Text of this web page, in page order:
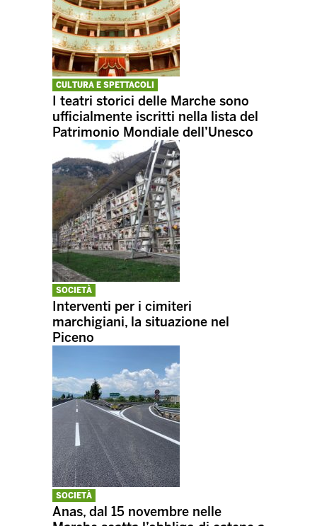
CULTURA E SPETTACOLI
I teatri storici delle Marche sono
ufficialmente iscritti nella lista del
Patrimonio Mondiale dell’Unesco
SOCIETÀ
Interventi per i cimiteri
marchigiani, la situazione nel
Piceno
SOCIETÀ
Anas, dal 15 novembre nelle